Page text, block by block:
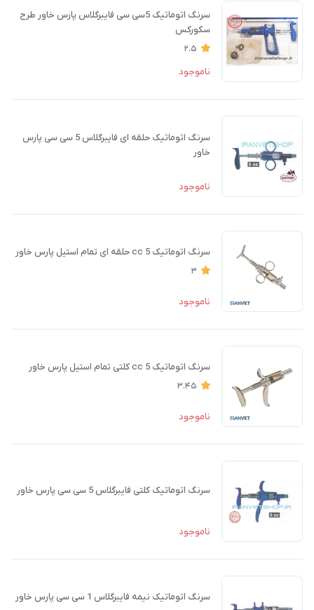
سرنگ اتوماتیک 5سی سی فایبرگلاس پارس خاور طرح
سکورکس
2.5
ناموجود
سرنگ اتوماتیک حلقه ای فایبرگلاس 5 سی سی پارس
خاور
ناموجود
سرنگ اتوماتیک cc 5 حلقه ای تمام استیل پارس خاور
3
ناموجود
سرنگ اتوماتیک cc 5 کلتی تمام استیل پارس خاور
3.45
ناموجود
سرنگ اتوماتیک کلتی فایبرگلاس 5 سی سی پارس خاور
ناموجود
سرنگ اتوماتیک نیمه فایبرگلاس 1 سی سی پارس خاور